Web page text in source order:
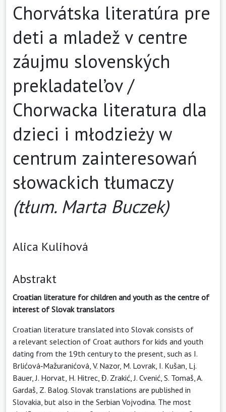
Chorvátska literatúra pre
deti a mladež v centre
záujmu slovenských
prekladatel’ov /
Chorwacka literatura dla
dzieci i młodzieży w
centrum zainteresowań
słowackich tłumaczy
(tłum. Marta Buczek)
Alica Kulihová
Abstrakt
Croatian literature for children and youth as the centre of
interest of Slovak translators
Croatian literature translated into Slovak consists of
a relevant selection of Croat authors for kids and youth
dating from the 19th century to the present, such as I.
Brlićová‑Mažuranićová, V. Nazor, M. Lovrak, I. Kušan, Lj.
Bauer, J. Horvat, H. Hitrec, Đ. Zrakić, J. Cvenić, S. Tomaš, A.
Gardaš, Z. Balog. Slovak translations are published in
Slovakia, but also in the Serbian Vojvodina. The most